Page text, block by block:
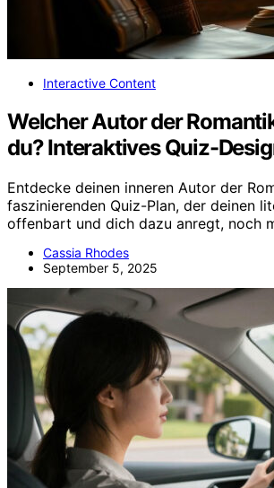
Interactive Content
Welcher Autor der
du? Interaktives Quiz-
Entdecke deinen inneren Autor der
faszinierenden Quiz-Plan, der deinen
offenbart und dich dazu anregt, noch
Cassia Rhodes
September 5, 2025